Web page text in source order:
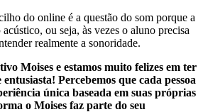
do online é a questão do som porque a
ou seja, às vezes o aluno precisa
realmente a sonoridade.
Moises e estamos muito felizes em ter
Percebemos que cada pessoa
única baseada em suas próprias
o Moises faz parte do seu